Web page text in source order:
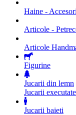
Haine -
Articole -
Articole
Figurine
Jucarii din lemn
Jucarii
Jucarii baieti